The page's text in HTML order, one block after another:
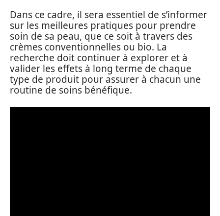
Dans ce cadre, il sera essentiel de s’informer
sur les meilleures pratiques pour prendre
soin de sa peau, que ce soit à travers des
crèmes conventionnelles ou bio. La
recherche doit continuer à explorer et à
valider les effets à long terme de chaque
type de produit pour assurer à chacun une
routine de soins bénéfique.